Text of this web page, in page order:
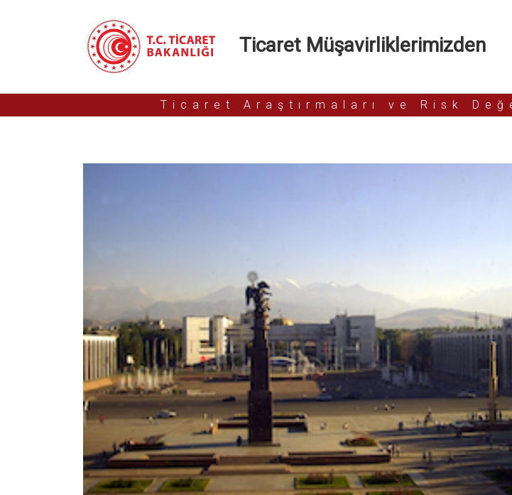
Ticaret Müşavirliklerimizden
Ticaret Araştırmaları ve Risk